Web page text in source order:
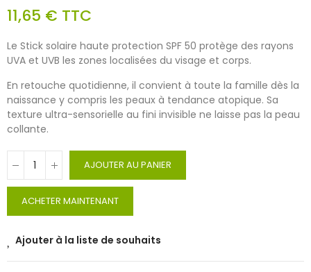
11,65 € TTC
Le Stick solaire haute protection SPF 50 protège des rayons
UVA et UVB les zones localisées du visage et corps.
En retouche quotidienne, il convient à toute la famille dès la
naissance y compris les peaux à tendance atopique. Sa
texture ultra-sensorielle au fini invisible ne laisse pas la peau
collante.
AJOUTER AU PANIER
ACHETER MAINTENANT
Ajouter à la liste de souhaits